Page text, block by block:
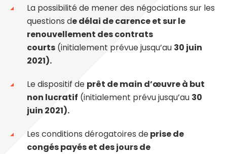
La possibilité de mener des négociations sur les
questions de délai de carence et sur le
renouvellement des contrats
courts (initialement prévue jusqu’au 30 juin
2021).
Le dispositif de prêt de main d’œuvre à but
non lucratif (initialement prévu jusqu’au 30
juin 2021).
Les conditions dérogatoires deprise de
congés payés et des jours de